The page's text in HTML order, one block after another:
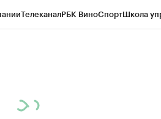
ТелеканалРБК ВиноСпортШкола